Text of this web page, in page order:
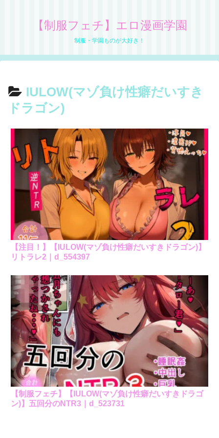
【制服フェチ】エロ漫画学園
制服・学園ものが大好き！
IULOW(マゾ負け性癖だいすき
ドラゴン)
【注目！】【IULOW(マゾ負け性癖だいすきドラゴン)】
リトラレ2｜d_554397
【制服フェチ】【IULOW(マゾ負け性癖だいすきドラゴ
ン)】五回分のNTR3｜d_523731